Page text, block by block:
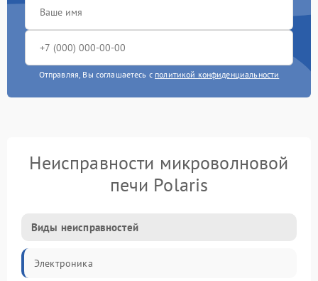
Отправляя, Вы соглашаетесь с политикой конфиденциальности
Неисправности микроволновой
печи Polaris
Виды неисправностей
Электроника